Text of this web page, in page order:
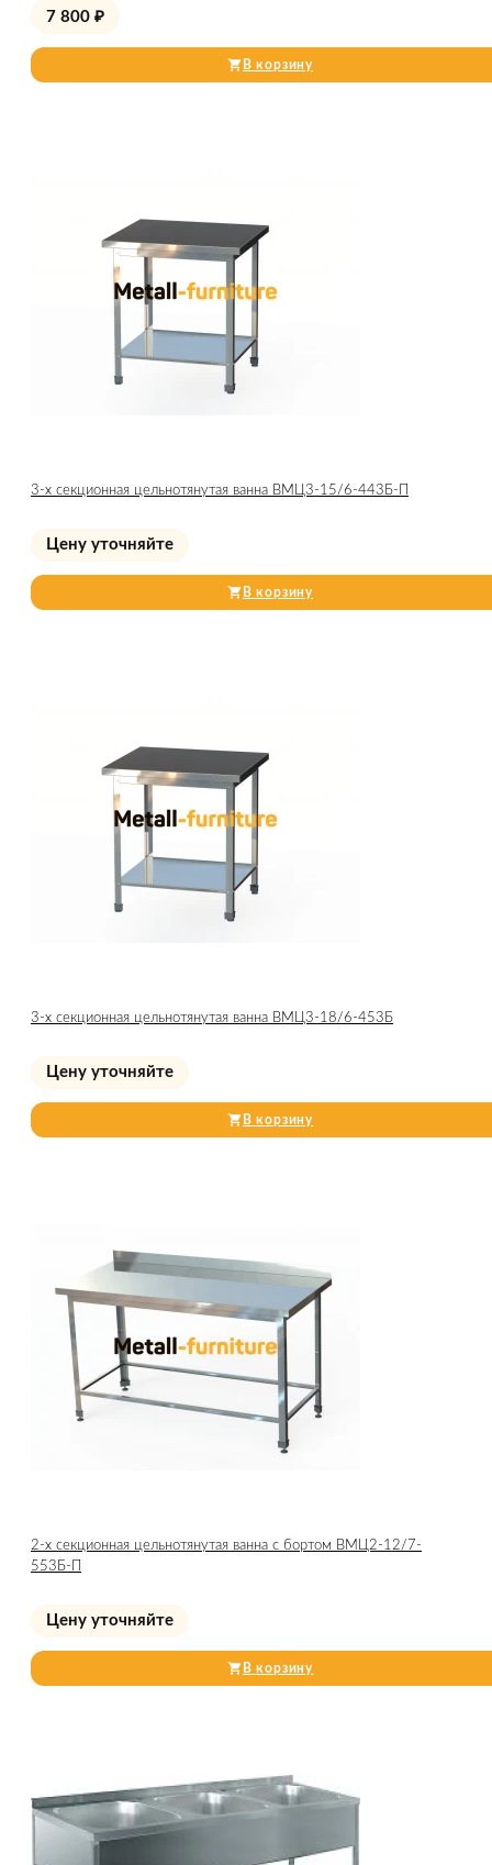
7 800 ₽
В корзину
3-х секционная цельнотянутая ванна ВМЦ3-15/6-443Б-П
Цену уточняйте
В корзину
3-х секционная цельнотянутая ванна ВМЦ3-18/6-453Б
Цену уточняйте
В корзину
2-х секционная цельнотянутая ванна с бортом ВМЦ2-12/7-
553Б-П
Цену уточняйте
В корзину